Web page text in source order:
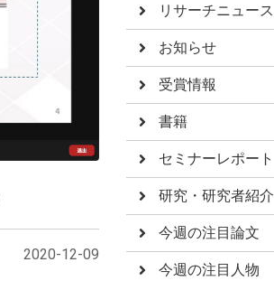
2020-12-09
リサーチニュース
お知らせ
受賞情報
書籍
セミナーレポート
研究・研究者紹介
今週の注目論文
今週の注目人物